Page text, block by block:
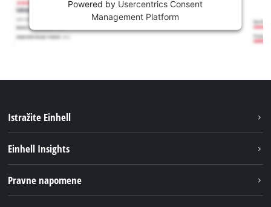
Powered by Usercentrics Consent
Management Platform
Istražite Einhell
Einhell Insights
Pravne napomene